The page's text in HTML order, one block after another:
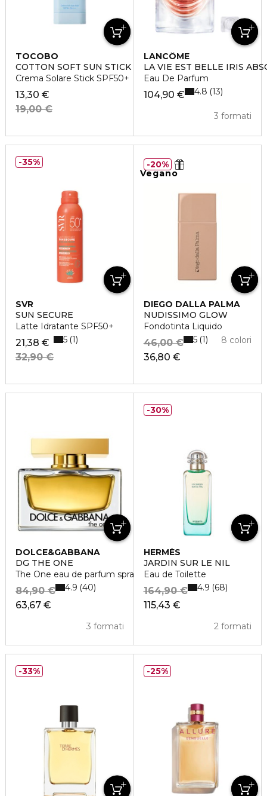
TOCOBO
COTTON SOFT SUN STICK SPF50+
Crema Solare Stick SPF50+
13,30 €
19,00 €
LANCÔME
LA VIE EST BELLE IRIS
Eau De Parfum
104,90 €
3 formati
4.8 13
SVR
SUN SECURE
Latte Idratante SPF50+
21,38 €
32,90 €
5 1
35%
Vegano
DIEGO DALLA PALMA
NUDISSIMO GLOW
Fondotinta Liquido
36,80 €
46,00 € 8 colori
5 1
20%
DOLCE&GABBANA
DG THE ONE
The One eau de parfum spray
63,67 €
84,90 €
3 formati
4.9 40
HERMÈS
JARDIN SUR LE NIL
Eau de Toilette
115,43 €
164,90 €
2 formati
4.9 68
30%
33% 25%